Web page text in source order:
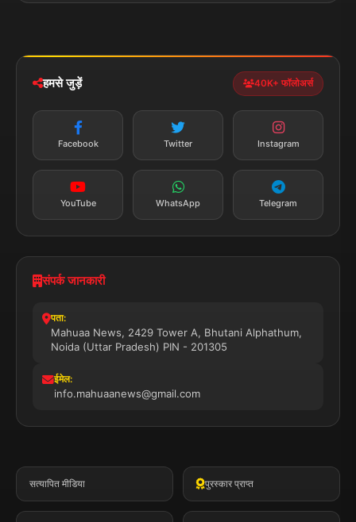
Privacy Policy
पॉलिटिकल झारखण्ड
न्यूज़ अलर्ट
तत्काल अपडेट
सब्सक्राइब करें
हमसे जुड़ें 40K+ फॉलोअर्स
Facebook Twitter Instagram
YouTube WhatsApp Telegram
संपर्क जानकारी
पता:
Mahuaa News, 2429 Tower A, Bhutani Alphathum,
Noida (Uttar Pradesh) PIN - 201305
ईमेल:
info.mahuaanews@gmail.com
सत्यापित मीडिया पुरस्कार प्राप्त